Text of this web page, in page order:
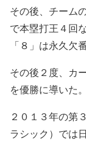
その後、チーム
で本塁打王４回
「８」は永久欠
その後２度、カ
を優勝に導いた。
２０１３年の第
ラシック）では